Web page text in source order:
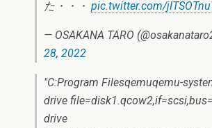
た・・・ pic.twitter.com/
— OSAKANA TARO
28, 2022
"C:Program Filesqemuqemu-
drive
drive